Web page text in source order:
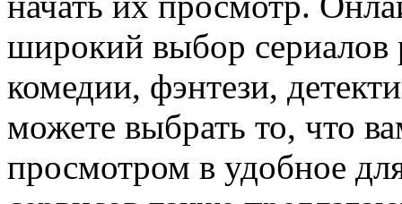
широкий выбор
комедии, фэнтези,
можете выбрать то, что
просмотром в удобное